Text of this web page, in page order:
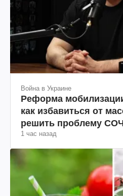
Война в Украине
Реформа
как избавиться от
решить проблему
1 час назад